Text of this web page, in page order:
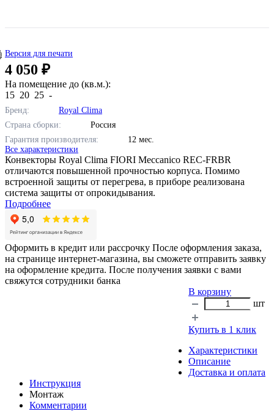
Версия для печати
4 050 ₽
На помещение до (кв.м.):
15 20 25 -
Бренд:
Royal Clima
Страна сборки:
Россия
Гарантия производителя:
12 мес.
Все характеристики
Конвекторы Royal Clima FIORI Meccanico REC-FRBR
отличаются повышенной прочностью корпуса. Помимо
встроенной защиты от перегрева, в приборе реализована
система защиты от опрокидывания.
Подробнее
Оформить в кредит или рассрочку После оформления заказа,
на странице интернет-магазина, вы сможете отправить заявку
на оформление кредита. После получения заявки с вами
свяжутся сотрудники банка
В корзину
шт
Купить в 1 клик
Характеристики
Описание
Доставка и оплата
Инструкция
Монтаж
Комментарии